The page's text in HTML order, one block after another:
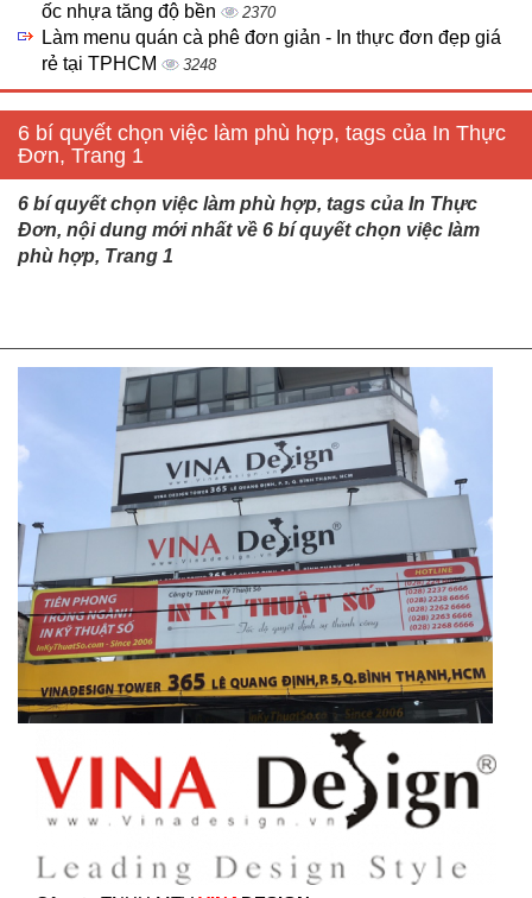
ốc nhựa tăng độ bền
2370
Làm menu quán cà phê đơn giản - In thực đơn đẹp giá
rẻ tại TPHCM
3248
6 bí quyết chọn việc làm phù hợp, tags của In Thực
Đơn, Trang 1
6 bí quyết chọn việc làm phù hợp, tags của In Thực
Đơn, nội dung mới nhất về 6 bí quyết chọn việc làm
phù hợp, Trang 1